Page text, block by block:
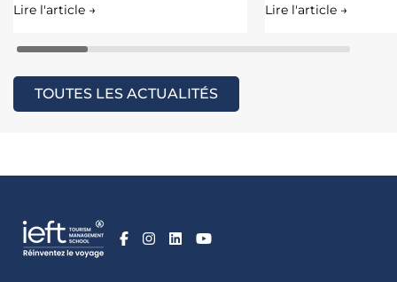
Lire l'article →
Lire l'article →
TOUTES LES ACTUALITÉS